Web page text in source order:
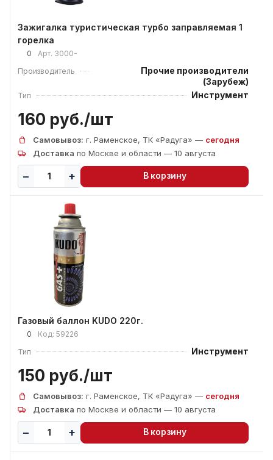
Зажигалка туристическая турбо заправляемая 1
горелка
0 Арт. 3000-
Производитель
Прочие производители
(Зарубеж)
Тип Инструмент
160 руб./шт
Самовывоз: г. Раменское, ТК «Радуга» — сегодня
Доставка по Москве и области — 10 августа
В корзину
Газовый баллон KUDO 220г.
0 Код: 59226
Тип
Инструмент
150 руб./шт
Самовывоз: г. Раменское, ТК «Радуга» — сегодня
Доставка по Москве и области — 10 августа
В корзину